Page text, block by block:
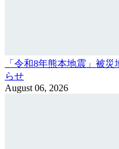
「令和8年熊本地震」被
らせ
August 06, 2026